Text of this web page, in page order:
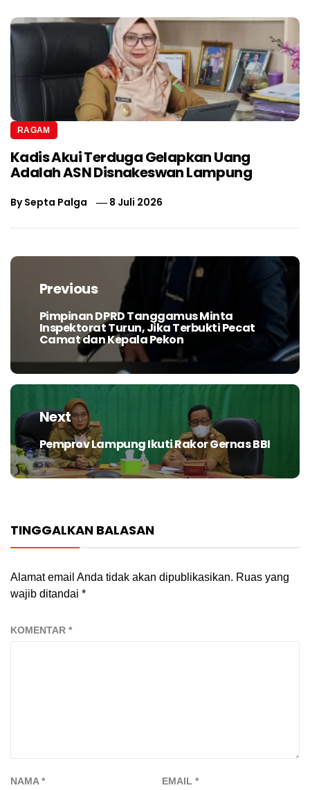
RAGAM
Kadis Akui Terduga Gelapkan Uang
Adalah ASN Disnakeswan Lampung
BySepta Palga 8 Juli 2026
Navigasi
posPrevious
Previous
post:
Pimpinan DPRD Tanggamus Minta
Inspektorat Turun, Jika Terbukti Pecat
Camat dan Kepala Pekon
Next
Next
post:
Pemprov Lampung Ikuti Rakor Gernas BBI
TINGGALKAN BALASAN
Alamat email Anda tidak akan dipublikasikan. Ruas yang
wajib ditandai *
KOMENTAR *
NAMA* EMAIL *